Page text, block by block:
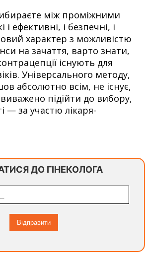
між проміжними
і ефективні, і безпечні, і
характер з можливістю
на зачаття, варто знати,
існують для
Універсального методу,
абсолютно всім, не існує,
підійти до вибору,
— за участю лікаря-
ДО ГІНЕКОЛОГА